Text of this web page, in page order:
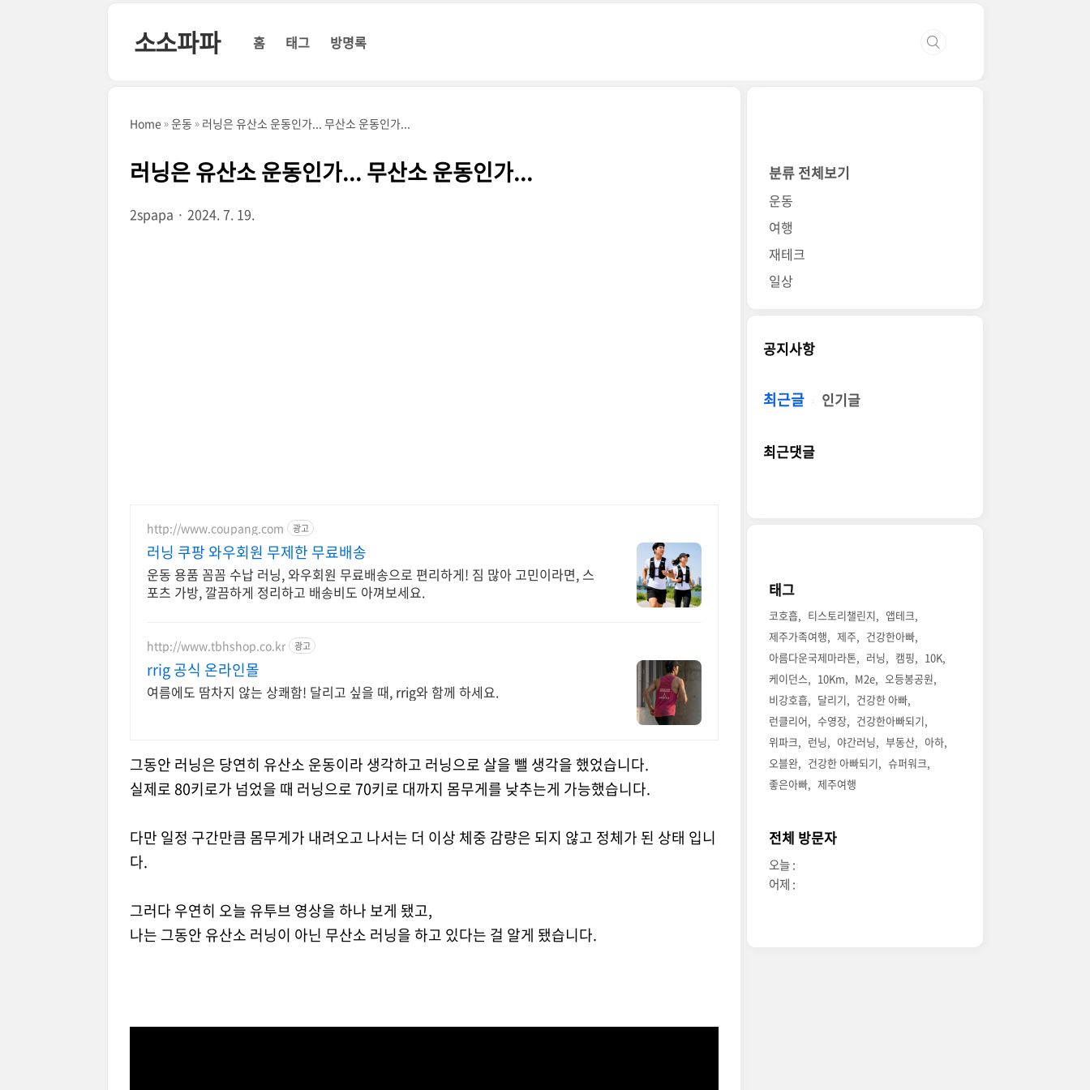
소소파파 홈 태그 방명록
Home 운동 러닝은 유산소 운동인가... 무산소 운동인가...
러닝은 유산소 운동인가... 무산소 운동인가...
2spapa 2024. 7. 19.
http://www.coupang.com 광고
러닝 쿠팡 와우회원 무제한 무료배송
운동 용품 꼼꼼 수납 러닝, 와우회원 무료배송으로 편리하게! 짐 많아 고민이라면, 스
포츠 가방, 깔끔하게 정리하고 배송비도 아껴보세요.
http://www.tbhshop.co.kr 광고
rrig 공식 온라인몰
여름에도 땀차지 않는 상쾌함! 달리고 싶을 때, rrig와 함께 하세요.
그동안 러닝은 당연히 유산소 운동이라 생각하고 러닝으로 살을 뺄 생각을 했었습니다.
실제로 80키로가 넘었을 때 러닝으로 70키로 대까지 몸무게를 낮추는게 가능했습니다.
다만 일정 구간만큼 몸무게가 내려오고 나서는 더 이상 체중 감량은 되지 않고 정체가 된 상태 입니
다.
그러다 우연히 오늘 유투브 영상을 하나 보게 됐고,
나는 그동안 유산소 러닝이 아닌 무산소 러닝을 하고 있다는 걸 알게 됐습니다.
분류 전체보기
운동
여행
재테크
일상
공지사항
최근글 인기글
최근댓글
태그
코호흡 티스토리챌린지
앱테크
제주가족여행
제주
건강한아빠
아름다운국제마라톤
러닝 캠핑
10K
케이던스
10Km M2e
오등봉공원
비강호흡
달리기
건강한 아빠
런클리어
수영장
건강한아빠되기
위파크
런닝 야간러닝 부동산
아하
오블완
건강한 아빠되기
슈퍼워크
좋은아빠
제주여행
전체 방문자
오늘 :
어제 :